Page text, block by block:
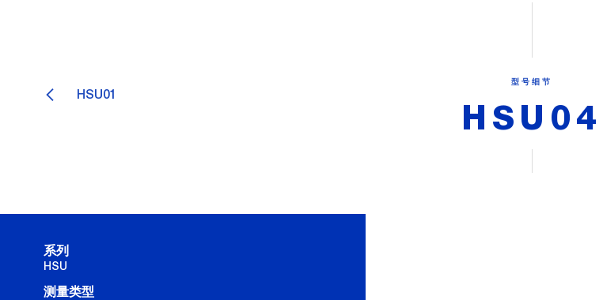
HSU01
型号细节
HSU04
系列
HSU
测量类型